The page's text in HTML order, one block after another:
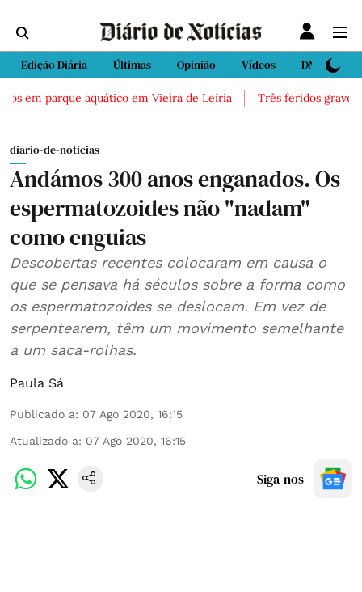
Edição Diária Últimas Opinião Vídeos DN Sport
em parque aquático em Vieira de Leiria Três feridos graves
diario-de-noticias
Andámos 300 anos enganados. Os
espermatozoides não "nadam"
como enguias
Descobertas recentes colocaram em causa o
que se pensava há séculos sobre a forma como
os espermatozoides se deslocam. Em vez de
serpentearem, têm um movimento semelhante
a um saca-rolhas.
Paula Sá
Publicado a: 07 Ago 2020, 16:15
Atualizado a: 07 Ago 2020, 16:15
Siga-nos